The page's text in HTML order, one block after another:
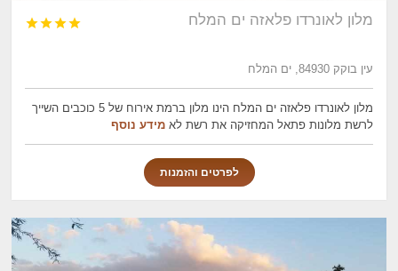
מלון לאונרדו פלאזה ים המלח 



עין בוקק 84930, ים המלח
מלון לאונרדו פלאזה ים המלח הינו מלון ברמת אירוח של 5 כוכבים השייך
לרשת מלונות פתאל המחזיקה את רשת לאמידע נוסף
לפרטים והזמנות